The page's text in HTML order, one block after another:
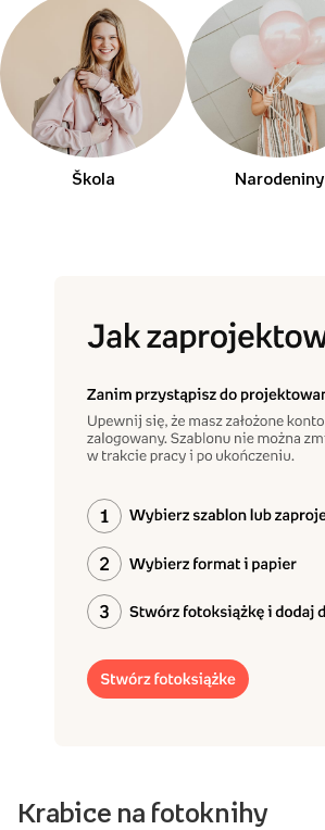
Škola Narodeniny
Krabice na fotoknihy